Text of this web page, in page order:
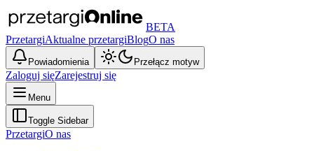
BETA
PrzetargiAktualne przetargiBlogO nas
Powiadomienia Przełącz motyw
Zaloguj sięZarejestruj się
Menu
Toggle Sidebar
PrzetargiO nas